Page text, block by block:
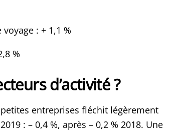
: + 1,1 %
%
d’activité ?
petites entreprises fléchit légèrement
: – 0,4 %, après – 0,2 % 2018. Une